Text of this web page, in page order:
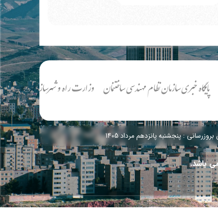
وزارت راه و شهرسازی جمهوری اسلامی خبری سازمان نظام مهندسی ساختنمان
: پنجشنبه پانزدهم مرداد 1405
باشد.